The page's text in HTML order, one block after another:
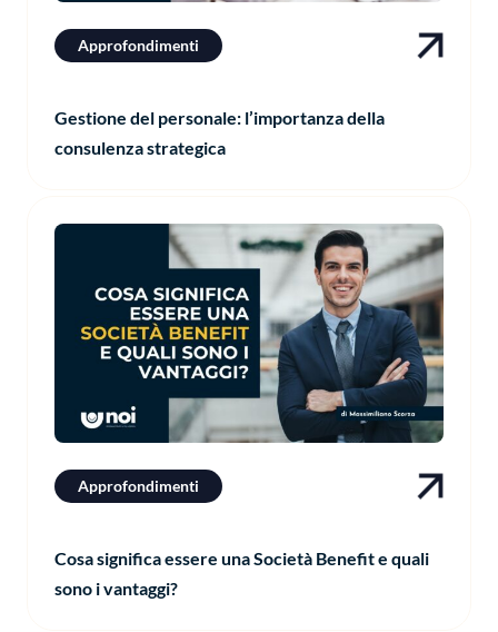
Approfondimenti
Gestione del personale: l’importanza della
consulenza strategica
Approfondimenti
Cosa significa essere una Società Benefit e quali
sono i vantaggi?